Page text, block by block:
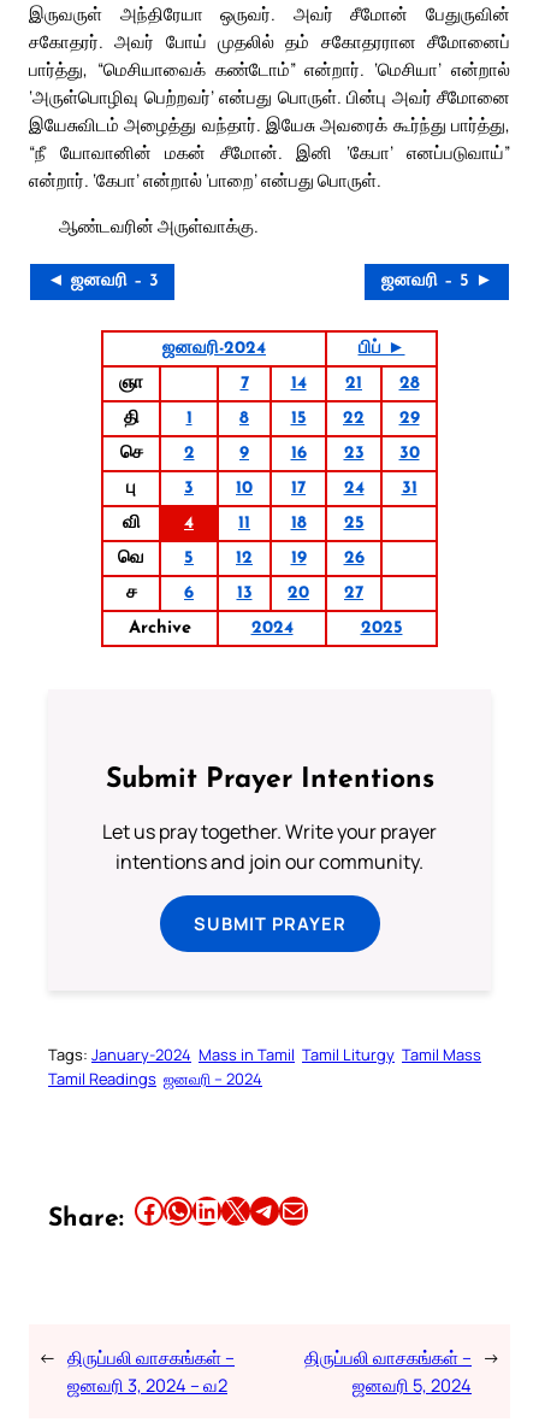
இருவருள் அந்திரேயா ஒருவர். அவர் சீமோன் பேதுருவின்
சகோதரர். அவர் போய் முதலில் தம் சகோதரரான சீமோனைப்
பார்த்து, “மெசியாவைக் கண்டோம்” என்றார். ‘மெசியா’ என்றால்
‘அருள்பொழிவு பெற்றவர்’ என்பது பொருள். பின்பு அவர் சீமோனை
இயேசுவிடம் அழைத்து வந்தார். இயேசு அவரைக் கூர்ந்து பார்த்து,
“நீ யோவானின் மகன் சீமோன். இனி ‘கேபா’ எனப்படுவாய்”
என்றார். ‘கேபா’ என்றால் ‘பாறை’ என்பது பொருள்.
ஆண்டவரின் அருள்வாக்கு.
◄ ஜனவரி – 3 ஜனவரி – 5 ►
ஜனவரி-2024
பிப் ►
ஞா
7 14 21
28
தி
1 8 15 22
29
செ
2 9 16 23
30
பு
3 10 17 24
31
வி
4 11 18
25
வெ
5 12 19
26
ச
6 13 20
27
Archive
2024 2025
Submit Prayer Intentions
Let us pray together. Write your prayer
intentions and join our community.
SUBMIT PRAYER
Tags: January-2024 Mass in Tamil Tamil Liturgy Tamil Mass
Tamil Readings ஜனவரி – 2024
Share: Share this article on Facebook Share this article on WhatsApp Share this article on LinkedIn Share this article on X Share this article on TelegramEmail this Article
← திருப்பலி வாசகங்கள் –
ஜனவரி 3, 2024 – வ2
திருப்பலி வாசகங்கள் –
ஜனவரி 5, 2024
→